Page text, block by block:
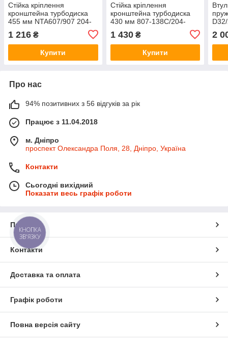
Стійка кріплення
кронштейна турбодиска
455 мм NTA607/907 204-
1 216 ₴
Купити
Стійка кріплення
кронштейна турбодиска
430 мм 807-138С/204-
272D/204-295D 204-269D
1 430₴
Купити
2
Про нас
94% позитивних з 56 відгуків за рік
Працює з 11.04.2018
м. Дніпро
проспект Олександра Поля, 28, Дніпро, Україна
Контакти
Сьогодні вихідний
Показати весь графік роботи
Про нас
Контакти
Доставка та оплата
Графік роботи
Повна версія сайту
КНОПКА
ЗВ'ЯЗКУ